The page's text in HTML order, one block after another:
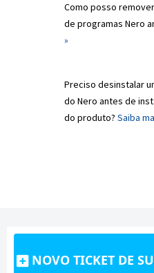
Como posso
de programas Nero
»
Preciso desinstalar
do Nero antes de
do produto? Saiba
NOVO TICKET DE